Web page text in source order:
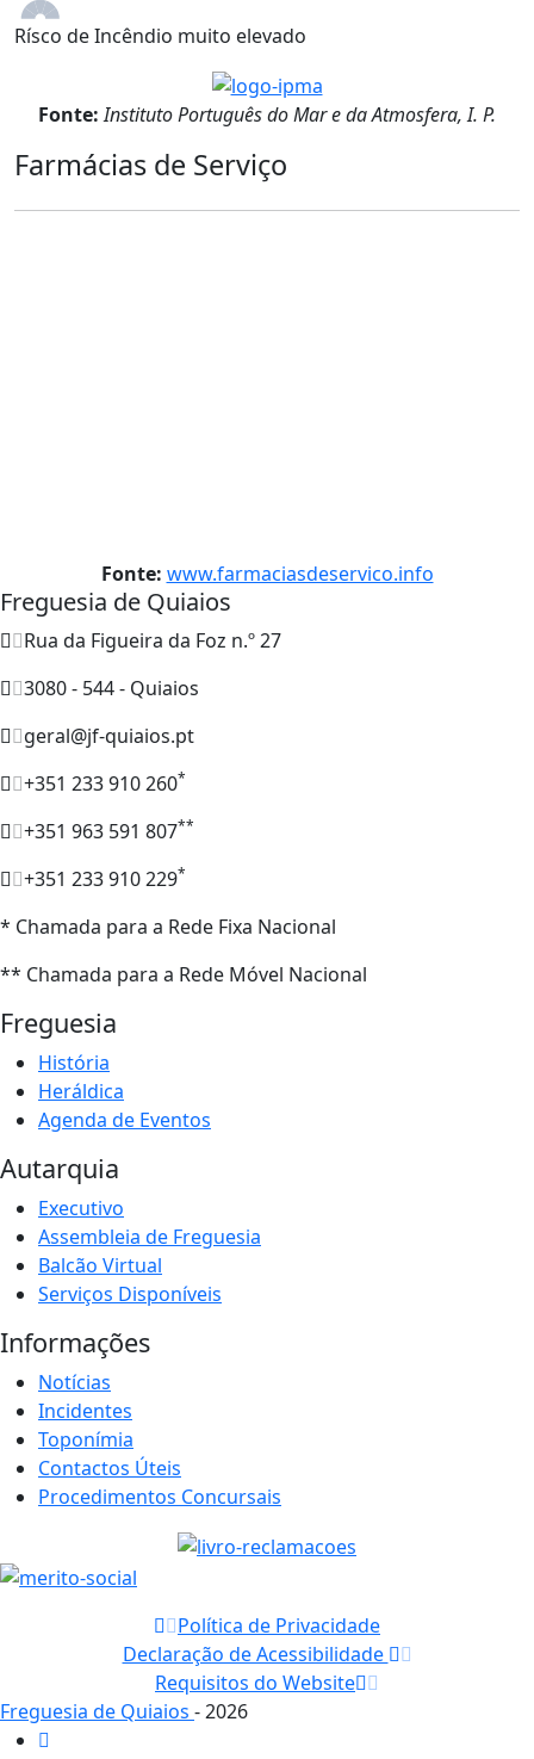
Rísco de Incêndio muito elevado
Fonte: Instituto Português do Mar e da Atmosfera, I. P.
Farmácias de Serviço
Fonte: www.farmaciasdeservico.info
Freguesia de Quiaios
Rua da Figueira da Foz n.º 27
3080 - 544 - Quiaios
geral@jf-quiaios.pt
+351 233 910 260*
+351 963 591 807**
+351 233 910 229*
* Chamada para a Rede Fixa Nacional
** Chamada para a Rede Móvel Nacional
Freguesia
História
Heráldica
Agenda de Eventos
Autarquia
Executivo
Assembleia de Freguesia
Balcão Virtual
Serviços Disponíveis
Informações
Notícias
Incidentes
Toponímia
Contactos Úteis
Procedimentos Concursais
Política de Privacidade
Declaração de Acessibilidade
Requisitos do Website
Freguesia de Quiaios - 2026